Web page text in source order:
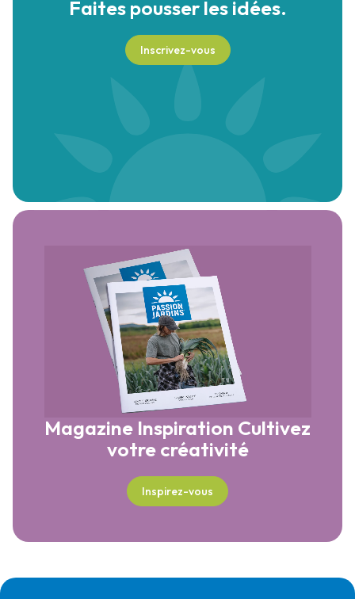
Faites pousserles idées.
Inscrivez-vous
Magazine Inspiration Cultivez
votre créativité
Inspirez-vous